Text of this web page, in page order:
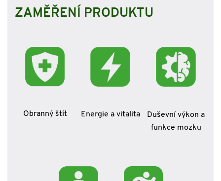
ZAMĚŘENÍ PRODUKTU
Obranný štít Energie a vitalita
Duševní výkon a
funkce mozku